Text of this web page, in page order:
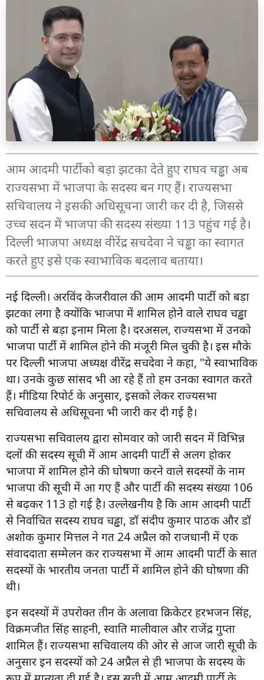
आम आदमी पार्टी को बड़ा झटका देते हुए राघव चड्ढा अब
राज्यसभा में भाजपा के सदस्य बन गए हैं। राज्यसभा
सचिवालय ने इसकी अधिसूचना जारी कर दी है, जिससे
उच्च सदन में भाजपा की सदस्य संख्या 113 पहुंच गई है।
दिल्ली भाजपा अध्यक्ष वीरेंद्र सचदेवा ने चड्ढा का स्वागत
करते हुए इसे एक स्वाभाविक बदलाव बताया।
नई दिल्ली। अरविंद केजरीवाल की आम आदमी पार्टी को बड़ा
झटका लगा है क्योंकि भाजपा में शामिल होने वाले राघव चड्ढा
को पार्टी से बड़ा इनाम मिला है। दरअसल, राज्यसभा में उनको
भाजपा पार्टी में शामिल होने की मंजूरी मिल चुकी है। इस मौके
पर दिल्ली भाजपा अध्यक्ष वीरेंद्र सचदेवा ने कहा, "ये स्वाभाविक
था। उनके कुछ सांसद भी आ रहे हैं तो हम उनका स्वागत करते
हैं। मीडिया रिपोर्ट के अनुसार, इसको लेकर राज्यसभा
सचिवालय से अधिसूचना भी जारी कर दी गई है।
राज्यसभा सचिवालय द्वारा सोमवार को जारी सदन में विभिन्न
दलों की सदस्य सूची में आम आदमी पार्टी से अलग होकर
भाजपा में शामिल होने की घोषणा करने वाले सदस्यों के नाम
भाजपा की सूची में आ गए हैं और पार्टी की सदस्य संख्या 106
से बढ़कर 113 हो गई है। उल्लेखनीय है कि आम आदमी पार्टी
से निर्वाचित सदस्य राघव चड्ढा, डॉ संदीप कुमार पाठक और डॉ
अशोक कुमार मित्तल ने गत 24 अप्रैल को राजधानी में एक
संवाददाता सम्मेलन कर राज्यसभा में आम आदमी पार्टी के सात
सदस्यों के भारतीय जनता पार्टी में शामिल होने की घोषणा की
थी।
इन सदस्यों में उपरोक्त तीन के अलावा क्रिकेटर हरभजन सिंह,
विक्रमजीत सिंह साहनी, स्वाति मालीवाल और राजेंद्र गुप्ता
शामिल हैं। राज्यसभा सचिवालय की ओर से आज जारी सूची के
अनुसार इन सदस्यों को 24 अप्रैल से ही भाजपा के सदस्य के